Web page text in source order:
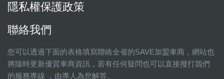
隱私權保護政策
聯絡我們
您可以透過下面的表格填寫聯絡全省的SAVE加盟車商，網站也
將隨時更新優質車商資訊，若有任何疑問也可以直接撥打我們
的服務專線 ，由專人為您解答。